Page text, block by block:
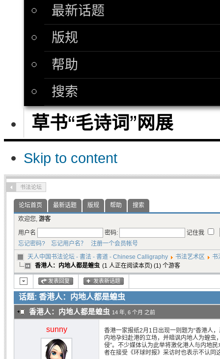
最新话题
版规
帮助
搜索
草书“毛诗词”网展
Skip to content
书法论坛
论坛首页 最新话题 版规 帮助
搜索
欢迎您, 游客
用户名
密码:
记住我
忘记密码?
忘记用户名？
注册一个会员帐号
天人中国书法论坛 - 書法 - 書道 - Chinese Calligraphy
书法艺术区
书
香港人：内地人都是蝗虫 (1 人正在阅读本页) (1) 个游客
发表回复 发表新话题
话题: 香港人：内地人都是蝗虫
香港人：内地人都是蝗虫 14 年, 6 个月 之前
sunny
香港一家报纸2月1日出现一则题为“香港人
内地孕妇赴港的立场，并暗讽内地人为蝗虫
侵”。不少媒体认为此举将激化港人与内地
者在接受《环球时报》采访时也表示不认同